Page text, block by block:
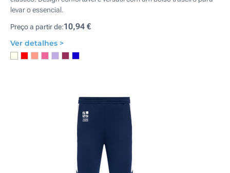
levar o essencial.
Preço a partir de:10,94 €
Ver detalhes >